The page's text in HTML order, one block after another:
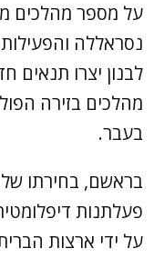
על מספר מהלכים
נסראללה
לבנון יצרו תנאים
מהלכים בזירה
בעבר.
בראשם, בחירתו של
פעלתנות
על ידי ארצות